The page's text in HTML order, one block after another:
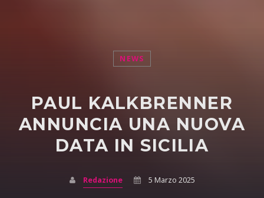
NEWS
PAUL KALKBRENNER
ANNUNCIA UNA NUOVA
DATA IN SICILIA
Redazione 5 Marzo 2025